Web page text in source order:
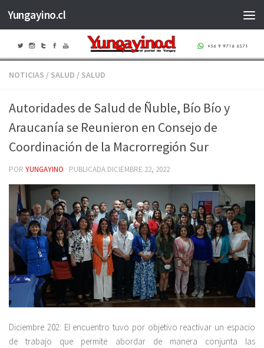
Saltar al contenido
Yungayino.cl
NOTICIAS / SALUD / SALUD
Autoridades de Salud de Ñuble, Bío Bío y
Araucanía se Reunieron en Consejo de
Coordinación de la Macrorregión Sur
POR YUNGAYINO · PUBLICADA DICIEMBRE 22, 2022
Diciembre 202: El encuentro tuvo por objetivo reactivar un espacio
de trabajo que permite abordar de manera conjunta las